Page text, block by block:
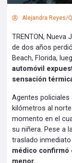
Alejandra Reyes/
TRENTON, Nueva
de dos años
Beach, Florida,
automóvil
sensación
Agentes policiales
kilómetros al
momento en el
su niñera. Pese a
traslado
médico confirmó